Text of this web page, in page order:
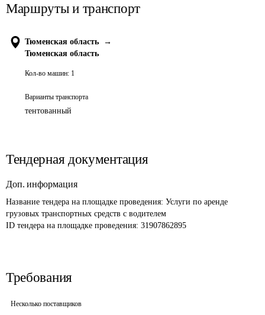
Маршруты и транспорт
Тюменская область
→
Тюменская область
Кол-во машин: 1
Варианты транспорта
тентованный
Тендерная документация
Доп. информация
Название тендера на площадке проведения: Услуги по аренде
грузовых транспортных средств с водителем
ID тендера на площадке проведения: 31907862895
Требования
Несколько поставщиков